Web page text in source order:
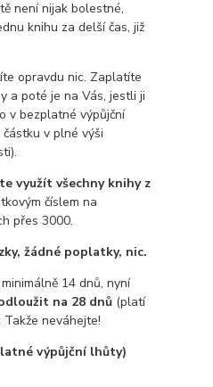
není nijak bolestné,
knihu za delší čas, již
opravdu nic. Zaplatíte
a poté je na Vás, jestli ji
v bezplatné výpůjční
v plné výši
využít všechny knihy z
číslem na
přes 3000.
žádné poplatky, nic.
14 dnů, nyní
na 28 dnů (platí
neváhejte!
výpůjční lhůty)